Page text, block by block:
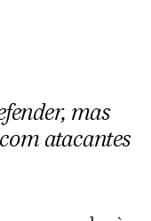
mas
atacantes